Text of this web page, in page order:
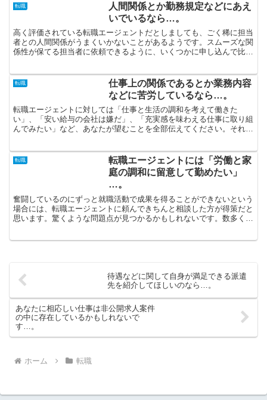
転職
人間関係とか勤務規定などにあえ
いでいるなら…。
高く評価されている転職エージェントだとしましても、ごく稀に担当
者との人間関係がうまくいかないことがあるようです。スムーズな関
係性が保てる担当者に依頼できるように、いくつかに申し込んで比較
転職
仕事上の関係であるとか業務内容
などに苦労しているなら…。
転職エージェントに対しては「仕事と生活の調和を考えて働きた
い」、「安い給与の会社は嫌だ」、「充実感を味わえる仕事に取り組
んでみたい」など、あなたが望むことを全部伝えてください。それぞ
転職
転職エージェントには「労働と家
庭の調和に留意して勤めたい」
…。
奮闘しているのにずっと就職活動で成果を得ることができないという
場合には、転職エージェントに頼んできちんと相談した方が得策だと
思います。驚くような問題点が見つかるかもしれないです。数多くの
待遇などに関して自身が満足できる派遣
先を紹介してほしいのなら…。
あなたに相応しい仕事は非公開求人案件
の中に存在しているかもしれないで
す…。
ホーム 転職